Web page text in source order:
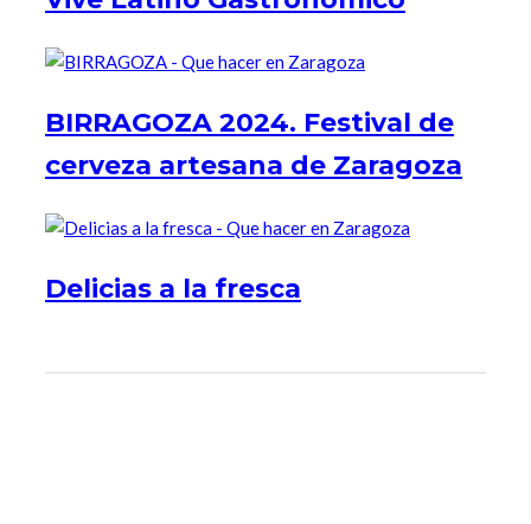
BIRRAGOZA 2024. Festival de
cerveza artesana de Zaragoza
Delicias a la fresca